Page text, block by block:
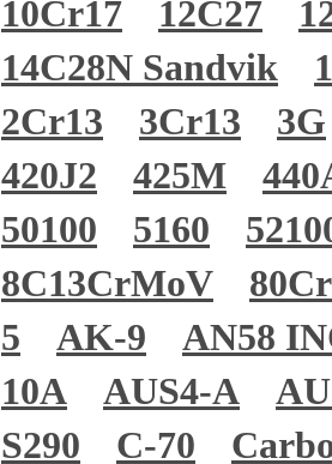
10Cr17
12C27
14C28N Sandvik
2Cr13
3Cr13
3G
420J2
425M
50100
5160
8C13CrMoV
5
AK-9
AN58
10A
AUS4-A
S290
C-70